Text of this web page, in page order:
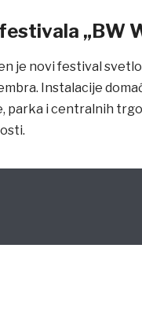
„BW
je novi festival
Instalacije
parka i centralnih